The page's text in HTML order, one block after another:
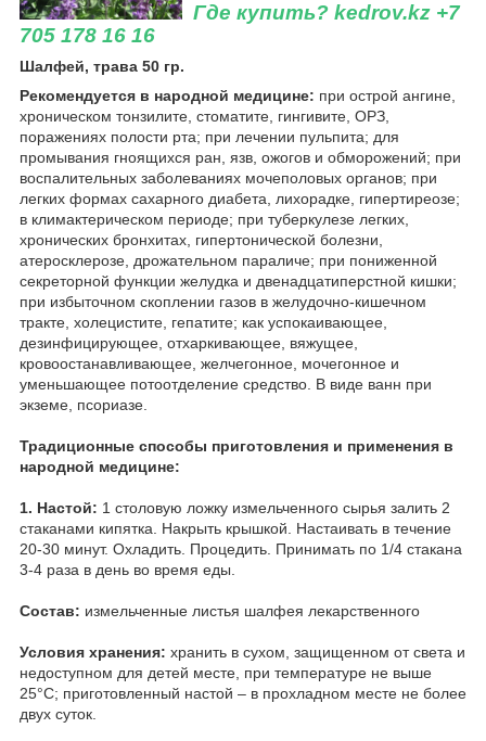
Где купить? kedrov.kz +7
705 178 16 16
Шалфей, трава 50 гр.
Рекомендуется в народной медицине: при острой ангине,
хроническом тонзилите, стоматите, гингивите, ОРЗ,
поражениях полости рта; при лечении пульпита; для
промывания гноящихся ран, язв, ожогов и обморожений; при
воспалительных заболеваниях мочеполовых органов; при
легких формах сахарного диабета, лихорадке, гипертиреозе;
в климактерическом периоде; при туберкулезе легких,
хронических бронхитах, гипертонической болезни,
атеросклерозе, дрожательном параличе; при пониженной
секреторной функции желудка и двенадцатиперстной кишки;
при избыточном скоплении газов в желудочно-кишечном
тракте, холецистите, гепатите; как успокаивающее,
дезинфицирующее, отхаркивающее, вяжущее,
кровоостанавливающее, желчегонное, мочегонное и
уменьшающее потоотделение средство. В виде ванн при
экземе, псориазе.
Традиционные способы приготовления и применения в
народной медицине:
1. Настой: 1 столовую ложку измельченного сырья залить 2
стаканами кипятка. Накрыть крышкой. Настаивать в течение
20-30 минут. Охладить. Процедить. Принимать по 1/4 стакана
3-4 раза в день во время еды.
Состав: измельченные листья шалфея лекарственного
Условия хранения: хранить в сухом, защищенном от света и
недоступном для детей месте, при температуре не выше
25°С; приготовленный настой – в прохладном месте не более
двух суток.